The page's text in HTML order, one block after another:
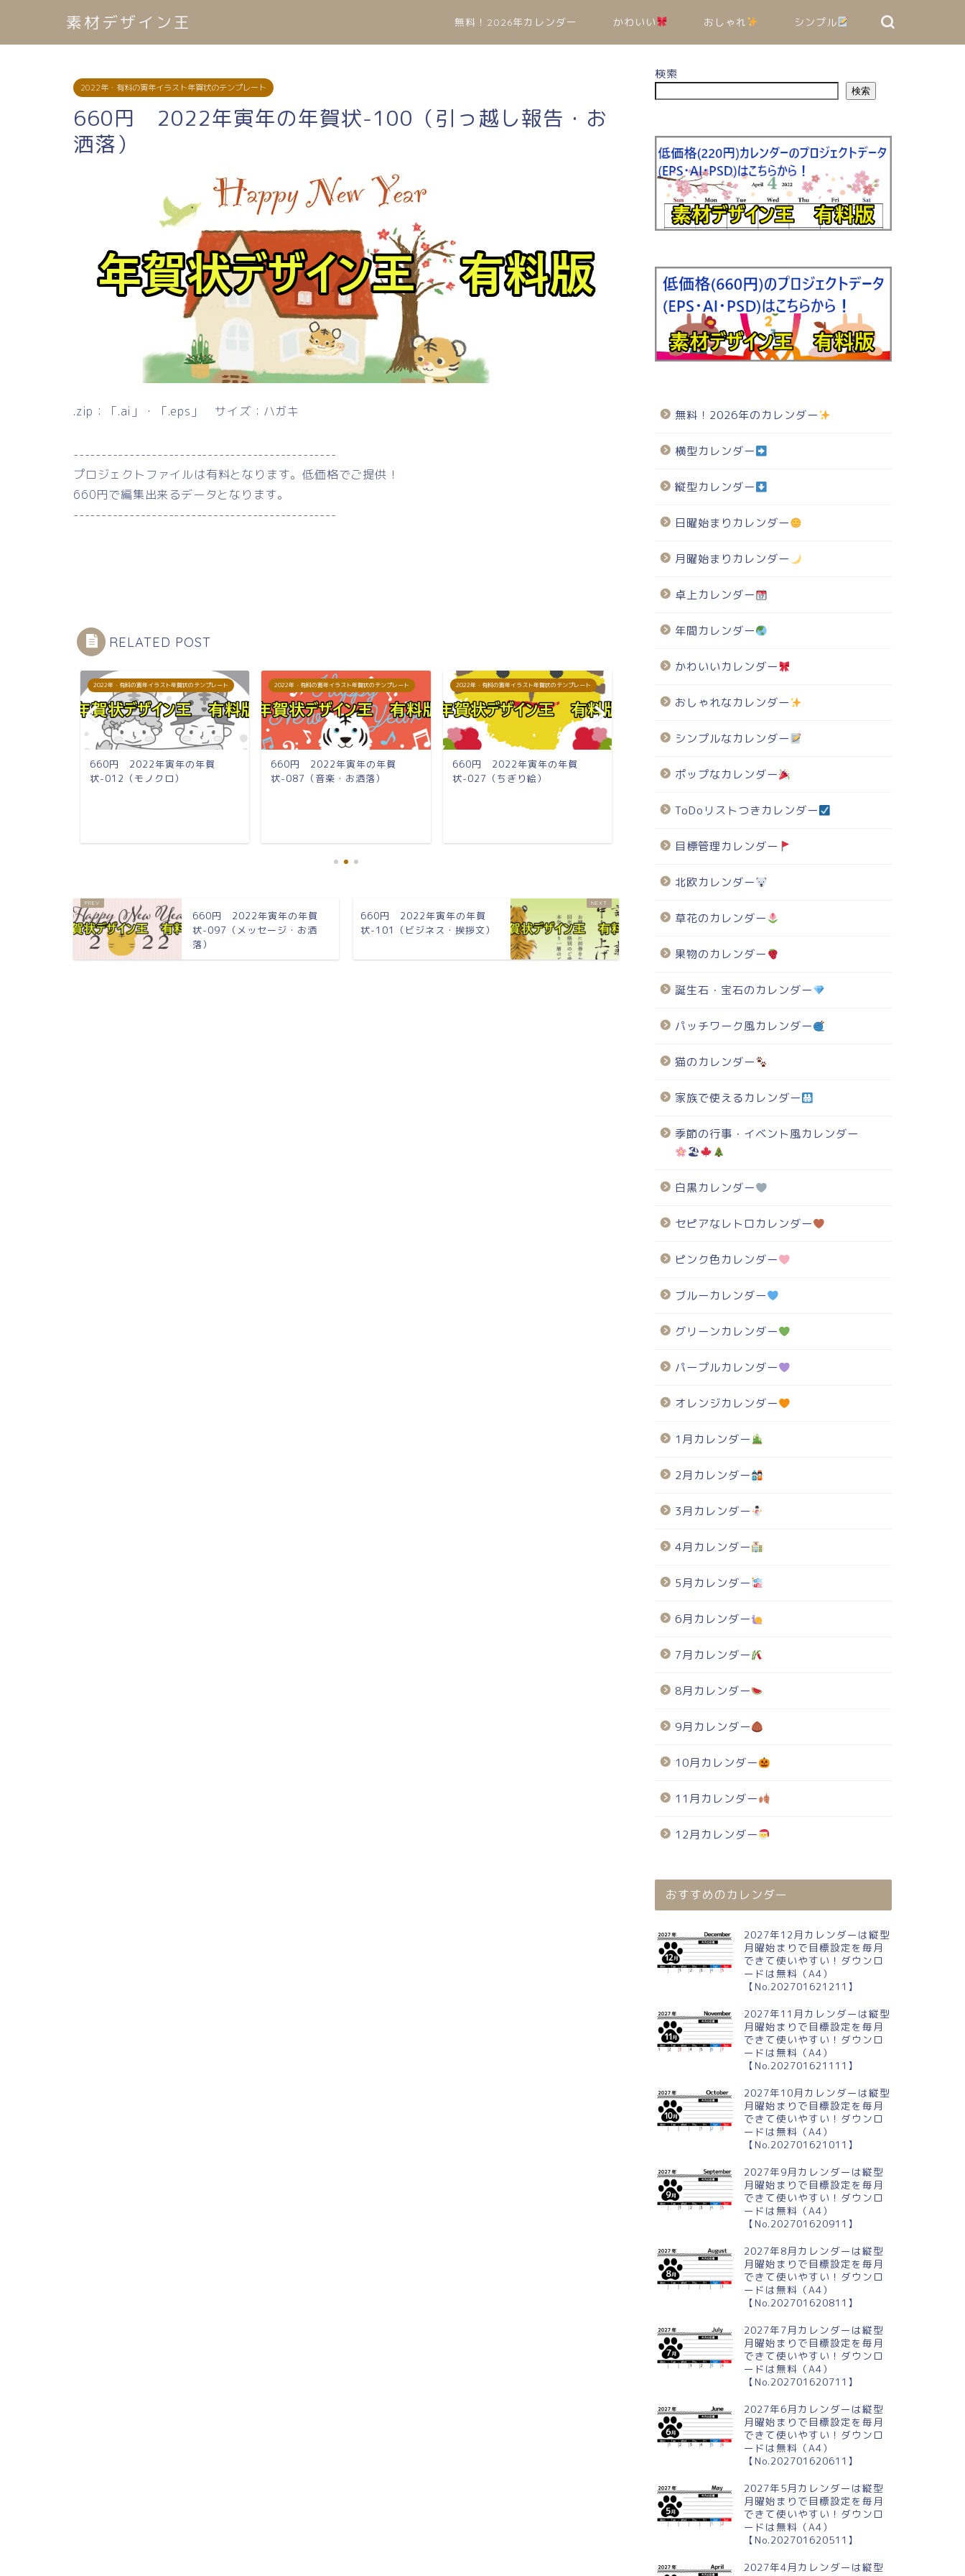
素材デザイン王 無料！2026年カレンダー かわいい おしゃれ シンプル
2022年・有料の寅年イラスト年賀状のテンプレート
660円 2022年寅年の年賀状-100（引っ越し報告・お
洒落）
.zip：「.ai」・「.eps」 サイズ：ハガキ
-----------------------------------------------
プロジェクトファイルは有料となります。低価格でご提供！
660円で編集出来るデータとなります。
-----------------------------------------------
RELATED POST
2022年・有料の寅年イラスト年賀状のテンプレート
660円 2022年寅年の年賀
状-012（モノクロ）
2022年・有料の寅年イラスト年賀状のテンプレート
660円 2022年寅年の年賀
状-087（音楽・お洒落）
2022年・有料の寅年イラスト年賀状のテンプレート
660円 2022年寅年の年賀
状-027（ちぎり絵）
状-012（モノクロ）
660円 2022年寅年の年賀
状-097（メッセージ・お洒
落）
660円 2022年寅年の年賀
状-101（ビジネス・挨拶文）
検索
検索
無料！2026年のカレンダー
横型カレンダー
縦型カレンダー
日曜始まりカレンダー
月曜始まりカレンダー
卓上カレンダー
年間カレンダー
かわいいカレンダー
おしゃれなカレンダー
シンプルなカレンダー
ポップなカレンダー
ToDoリストつきカレンダー
目標管理カレンダー
北欧カレンダー
草花のカレンダー
果物のカレンダー
誕生石・宝石のカレンダー
パッチワーク風カレンダー
猫のカレンダー
家族で使えるカレンダー
季節の行事・イベント風カレンダー
🏖
白黒カレンダー
セピアなレトロカレンダー
ピンク色カレンダー
ブルーカレンダー
グリーンカレンダー
パープルカレンダー
オレンジカレンダー
1月カレンダー
2月カレンダー
3月カレンダー
4月カレンダー
5月カレンダー
6月カレンダー
7月カレンダー
8月カレンダー
9月カレンダー
10月カレンダー
11月カレンダー
12月カレンダー
おすすめのカレンダー
2027年12月カレンダーは縦型
月曜始まりで目標設定を毎月
できて使いやすい！ダウンロ
ードは無料（A4）
【No.202701621211】
2027年11月カレンダーは縦型
月曜始まりで目標設定を毎月
できて使いやすい！ダウンロ
ードは無料（A4）
【No.202701621111】
2027年10月カレンダーは縦型
月曜始まりで目標設定を毎月
できて使いやすい！ダウンロ
ードは無料（A4）
【No.202701621011】
2027年9月カレンダーは縦型
月曜始まりで目標設定を毎月
できて使いやすい！ダウンロ
ードは無料（A4）
【No.202701620911】
2027年8月カレンダーは縦型
月曜始まりで目標設定を毎月
できて使いやすい！ダウンロ
ードは無料（A4）
【No.202701620811】
2027年7月カレンダーは縦型
月曜始まりで目標設定を毎月
できて使いやすい！ダウンロ
ードは無料（A4）
【No.202701620711】
2027年6月カレンダーは縦型
月曜始まりで目標設定を毎月
できて使いやすい！ダウンロ
ードは無料（A4）
【No.202701620611】
2027年5月カレンダーは縦型
月曜始まりで目標設定を毎月
できて使いやすい！ダウンロ
ードは無料（A4）
【No.202701620511】
2027年4月カレンダーは縦型